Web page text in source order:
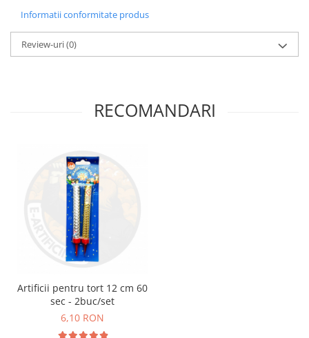
Informatii conformitate produs
Review-uri(0)
RECOMANDARI
Artificii pentru tort 12 cm 60
sec - 2buc/set
6,10 RON